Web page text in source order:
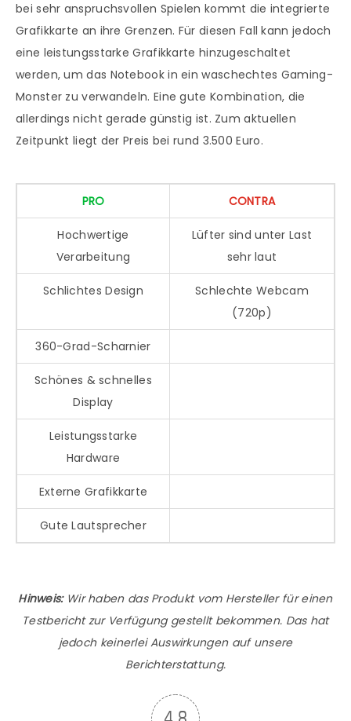
bei sehr anspruchsvollen Spielen kommt die integrierte
Grafikkarte an ihre Grenzen. Für diesen Fall kann jedoch
eine leistungsstarke Grafikkarte hinzugeschaltet
werden, um das Notebook in ein waschechtes Gaming-
Monster zu verwandeln. Eine gute Kombination, die
allerdings nicht gerade günstig ist. Zum aktuellen
Zeitpunkt liegt der Preis bei rund 3.500 Euro.
PRO CONTRA
Hochwertige
Verarbeitung
Lüfter sind unter Last
sehr laut
Schlichtes Design
Schlechte Webcam
(720p)
360-Grad-Scharnier
Schönes & schnelles
Display
Leistungsstarke
Hardware
Externe Grafikkarte
Gute Lautsprecher
Hinweis:Wir haben das Produkt vom Hersteller für einen
Testbericht zur Verfügung gestellt bekommen. Das hat
jedoch keinerlei Auswirkungen auf unsere
Berichterstattung.